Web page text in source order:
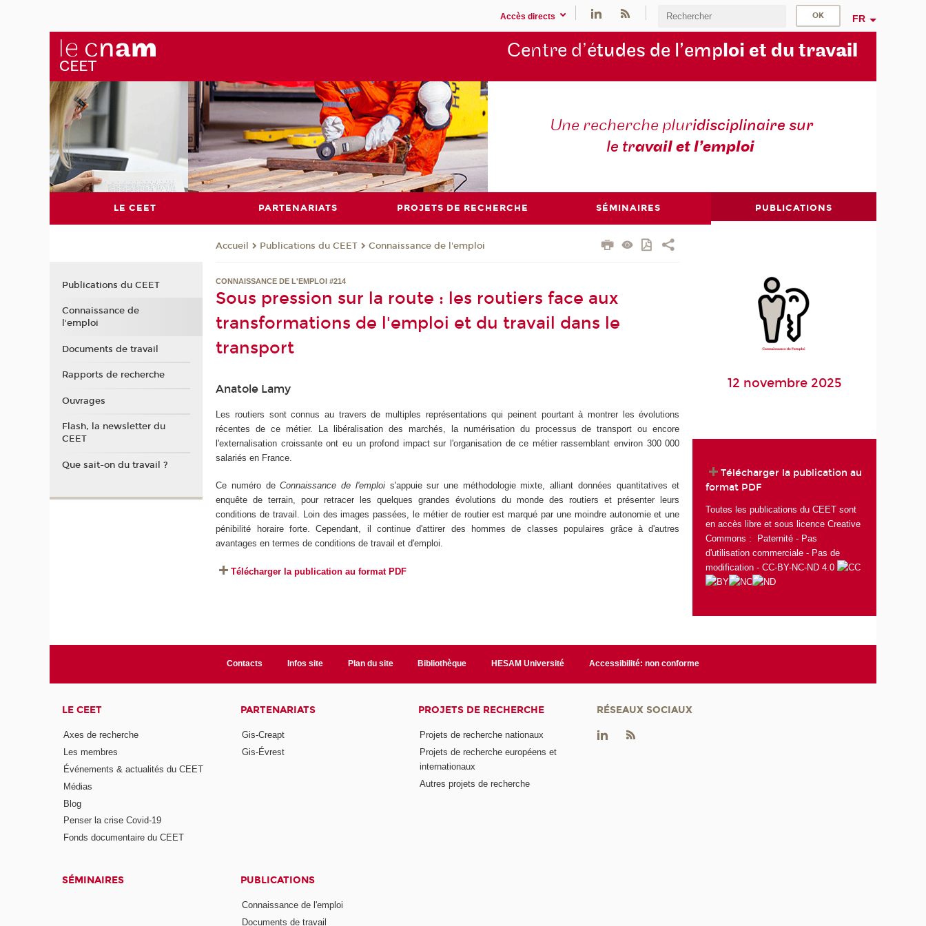
Accès directs FR
Centre d’études de l’emploi et du travail
Une recherche pluridisciplinaire sur
le travail et l’emploi
LE CEET PARTENARIATS PROJETS DE RECHERCHE SÉMINAIRES PUBLICATIONS
Accueil Publications du CEET Connaissance de l'emploi
CONNAISSANCE DE L'EMPLOI #214
Sous pression sur la route : les routiers face aux
transformations de l'emploi et du travail dans le
transport
Anatole Lamy
Les routiers sont connus au travers de multiples représentations qui peinent pourtant à montrer les évolutions
récentes de ce métier. La libéralisation des marchés, la numérisation du processus de transport ou encore
l'externalisation croissante ont eu un profond impact sur l'organisation de ce métier rassemblant environ 300 000
salariés en France.
Ce numéro deConnaissance de l'emploi s'appuie sur une méthodologie mixte, alliant données quantitatives et
enquête de terrain, pour retracer les quelques grandes évolutions du monde des routiers et présenter leurs
conditions de travail. Loin des images passées, le métier de routier est marqué par une moindre autonomie et une
pénibilité horaire forte. Cependant, il continue d'attirer des hommes de classes populaires grâce à d'autres
avantages en termes de conditions de travail et d'emploi.
Télécharger la publication au format PDF
12 novembre 2025
Télécharger la publication au
format PDF
Toutes les publications du CEET sont
en accès libre et sous licence Creative
Commons : Paternité - Pas
d'utilisation commerciale - Pas de
modification - CC-BY-NC-ND 4.0
Publications du CEET
Connaissance de
l'emploi
Documents de travail
Rapports de recherche
Ouvrages
Flash, la newsletter du
CEET
Que sait-on du travail ?
Contacts Infos site Plan du site Bibliothèque HESAM Université Accessibilité: non conforme
LE CEET
Axes de recherche
Les membres
Événements & actualités du CEET
Médias
Blog
Penser la crise Covid-19
Fonds documentaire du CEET
PARTENARIATS
Gis-Creapt
Gis-Évrest
PROJETS DE RECHERCHE
Projets de recherche nationaux
Projets de recherche européens et
internationaux
Autres projets de recherche
SÉMINAIRES PUBLICATIONS
Connaissance de l'emploi
Documents de travail
RÉSEAUX SOCIAUX